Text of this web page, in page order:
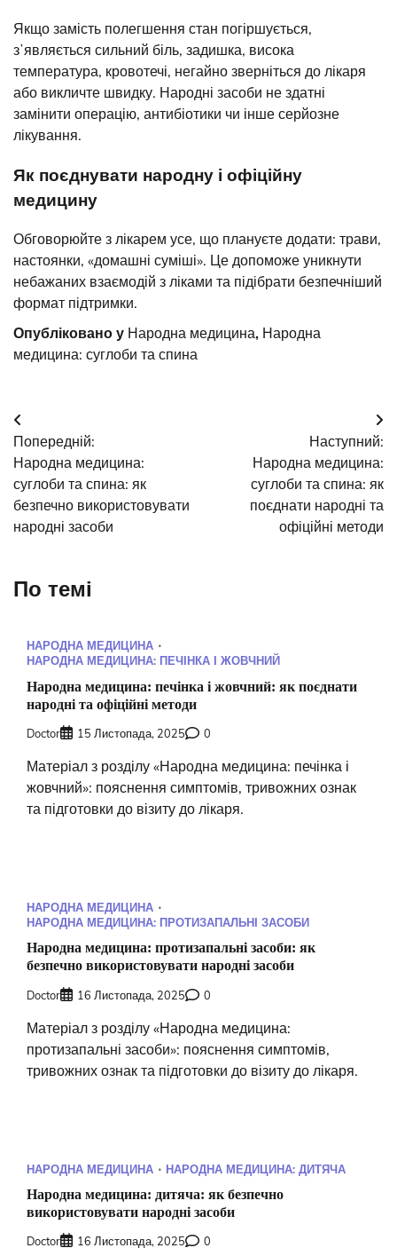
Якщо замість полегшення стан погіршується,
зʼявляється сильний біль, задишка, висока
температура, кровотечі, негайно зверніться до лікаря
або викличте швидку. Народні засоби не здатні
замінити операцію, антибіотики чи інше серйозне
лікування.
Як поєднувати народну і офіційну
медицину
Обговорюйте з лікарем усе, що плануєте додати: трави,
настоянки, «домашні суміші». Це допоможе уникнути
небажаних взаємодій з ліками та підібрати безпечніший
формат підтримки.
Опубліковано у Народна медицина, Народна
медицина: суглоби та спина
Навігація
записів
Попередній:
Народна медицина:
суглоби та спина: як
безпечно використовувати
народні засоби
Наступний:
Народна медицина:
суглоби та спина: як
поєднати народні та
офіційні методи
По темі
НАРОДНА МЕДИЦИНА
НАРОДНА МЕДИЦИНА: ПЕЧІНКА І ЖОВЧНИЙ
Народна медицина: печінка і жовчний: як поєднати
народні та офіційні методи
Doctor 15 Листопада, 2025 0
Матеріал з розділу «Народна медицина: печінка і
жовчний»: пояснення симптомів, тривожних ознак
та підготовки до візиту до лікаря.
НАРОДНА МЕДИЦИНА
НАРОДНА МЕДИЦИНА: ПРОТИЗАПАЛЬНІ ЗАСОБИ
Народна медицина: протизапальні засоби: як
безпечно використовувати народні засоби
Doctor 16 Листопада, 2025 0
Матеріал з розділу «Народна медицина:
протизапальні засоби»: пояснення симптомів,
тривожних ознак та підготовки до візиту до лікаря.
НАРОДНА МЕДИЦИНА НАРОДНА МЕДИЦИНА: ДИТЯЧА
Народна медицина: дитяча: як безпечно
використовувати народні засоби
Doctor 16 Листопада, 2025 0